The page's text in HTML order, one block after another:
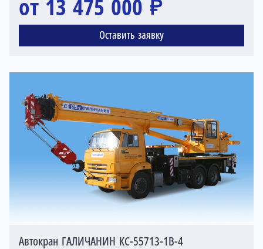
от 13 475 000 ₽
Оставить заявку
Автокран ГАЛИЧАНИН КС-55713-1В-4